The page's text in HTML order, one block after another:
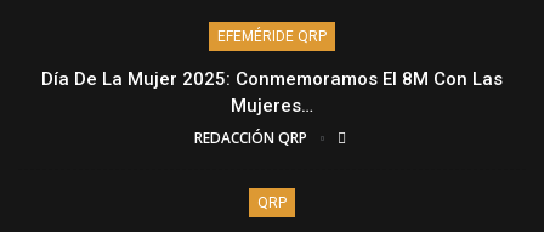
EFEMÉRIDE QRP
Día De La Mujer 2025: Conmemoramos El 8M Con Las
Mujeres…
REDACCIÓN QRP
QRP